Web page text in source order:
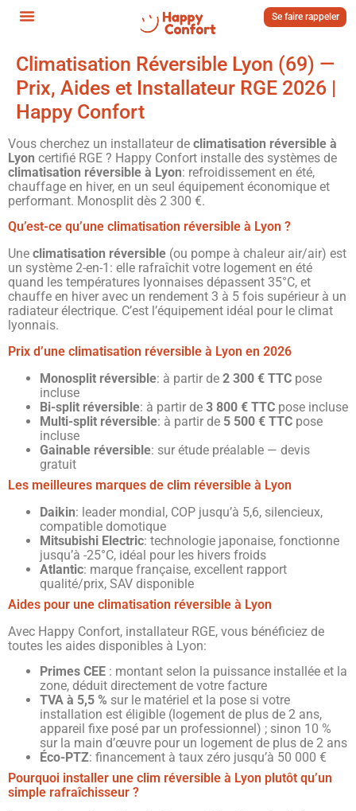
Se faire rappeler
Climatisation Réversible Lyon (69) —
Prix, Aides et Installateur RGE 2026 |
Happy Confort
Vous cherchez un installateur de climatisation réversible à
Lyon certifié RGE ? Happy Confort installe des systèmes de
climatisation réversible à Lyon: refroidissement en été,
chauffage en hiver, en un seul équipement économique et
performant. Monosplit dès 2 300 €.
Qu’est-ce qu’une climatisation réversible à Lyon ?
Une climatisation réversible (ou pompe à chaleur air/air) est
un système 2-en-1: elle rafraîchit votre logement en été
quand les températures lyonnaises dépassent 35°C, et
chauffe en hiver avec un rendement 3 à 5 fois supérieur à un
radiateur électrique. C’est l’équipement idéal pour le climat
lyonnais.
Prix d’une climatisation réversible à Lyon en 2026
Monosplit réversible: à partir de 2 300 € TTC pose
incluse
Bi-split réversible: à partir de 3 800 € TTC pose incluse
Multi-split réversible: à partir de 5 500 € TTC pose
incluse
Gainable réversible: sur étude préalable — devis
gratuit
Les meilleures marques de clim réversible à Lyon
Daikin: leader mondial, COP jusqu’à 5,6, silencieux,
compatible domotique
Mitsubishi Electric: technologie japonaise, fonctionne
jusqu’à -25°C, idéal pour les hivers froids
Atlantic: marque française, excellent rapport
qualité/prix, SAV disponible
Aides pour une climatisation réversible à Lyon
Avec Happy Confort, installateur RGE, vous bénéficiez de
toutes les aides disponibles à Lyon:
Primes CEE : montant selon la puissance installée et la
zone, déduit directement de votre facture
TVA à 5,5 % sur le matériel et la pose si votre
installation est éligible (logement de plus de 2 ans,
appareil fixe posé par un professionnel) ; sinon 10 %
sur la main d’œuvre pour un logement de plus de 2 ans
Éco-PTZ: financement à taux zéro jusqu’à 50 000 €
Pourquoi installer une clim réversible à Lyon plutôt qu’un
simple rafraîchisseur ?